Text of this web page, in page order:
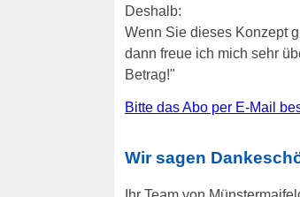
Deshalb:
Wenn Sie dieses Konzept
dann freue ich mich sehr
Betrag!"
Bitte das Abo per E-Mail
Wir sagen